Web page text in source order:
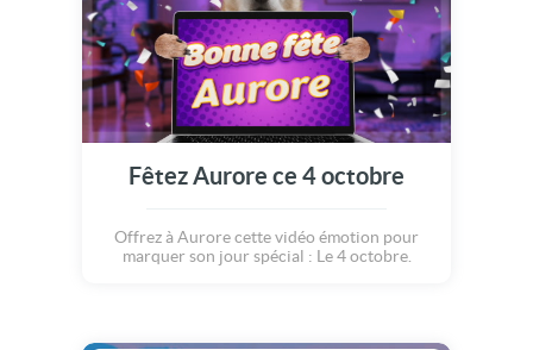
Fêtez Aurore ce 4 octobre
Offrez à Aurore cette vidéo émotion pour
marquer son jour spécial : Le 4 octobre.